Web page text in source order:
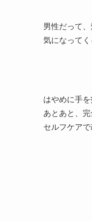
男性だって
気になってく
はやめに手
あとあと、
セルフケア